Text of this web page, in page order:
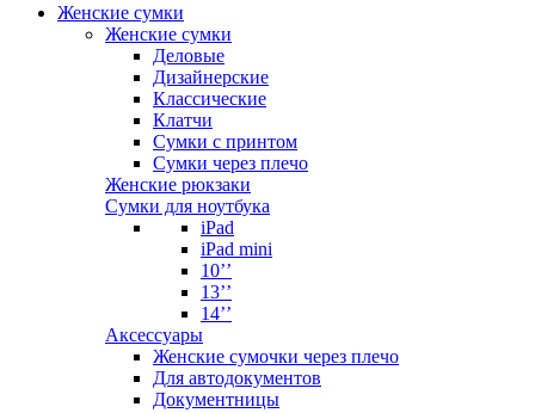
Женские сумки
Женские сумки
Деловые
Дизайнерские
Классические
Клатчи
Сумки с принтом
Сумки через плечо
Женские рюкзаки
Сумки для ноутбука
iPad
iPad mini
10’’
13’’
14’’
Аксессуары
Женские сумочки через плечо
Для автодокументов
Документницы